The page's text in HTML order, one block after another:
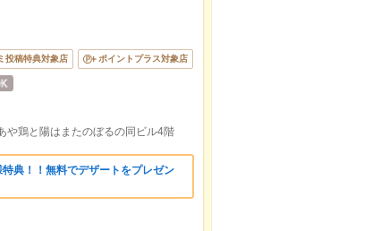
投稿特典対象店 ポイントプラス対象店
や鶏と陽はまたのぼるの同ビル4階
典！！無料でデザートをプレゼン